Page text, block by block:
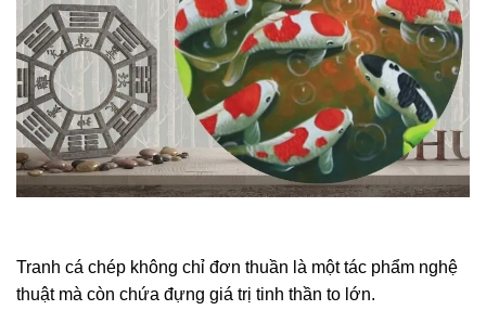
Tranh cá chép không chỉ đơn thuần là một tác phẩm nghệ
thuật mà còn chứa đựng giá trị tinh thần to lớn.